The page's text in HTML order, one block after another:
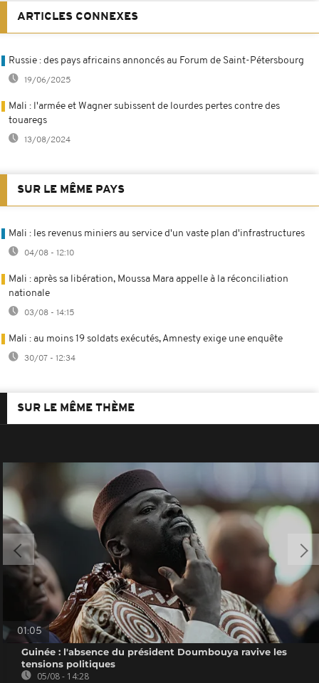
ARTICLES CONNEXES
Russie : des pays africains annoncés au Forum de Saint-Pétersbourg
19/06/2025
Mali : l'armée et Wagner subissent de lourdes pertes contre des
touaregs
13/08/2024
SUR LE MÊME PAYS
Mali : les revenus miniers au service d'un vaste plan d'infrastructures
04/08 - 12:10
Mali : après sa libération, Moussa Mara appelle à la réconciliation
nationale
03/08 - 14:15
Mali : au moins 19 soldats exécutés, Amnesty exige une enquête
30/07 - 12:34
SUR LE MÊME THÈME
01:05
Guinée : l'absence du président Doumbouya ravive les
tensions politiques
05/08 - 14:28